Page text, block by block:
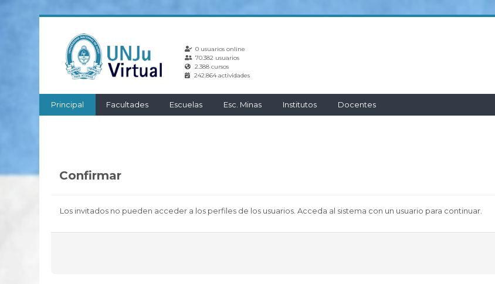
0 usuarios online
70.382 usuarios
2.388 cursos
242.864 actividades
Principal Facultades Escuelas Esc. Minas Institutos Docentes
Confirmar
Los invitados no pueden acceder a los perfiles de los usuarios. Acceda al sistema con un usuario para continuar.